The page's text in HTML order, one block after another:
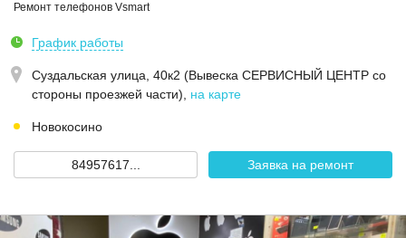
Ремонт телефонов Vsmart
График работы
Суздальская улица, 40к2 (Вывеска СЕРВИСНЫЙ ЦЕНТР со
стороны проезжей части)
на карте
Новокосино
84957617... Заявка на ремонт